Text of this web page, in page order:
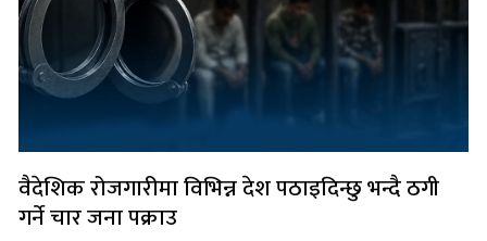
वैदेशिक रोजगारीमा विभिन्न देश पठाइदिन्छु भन्दै ठगी
गर्ने चार जना पक्राउ